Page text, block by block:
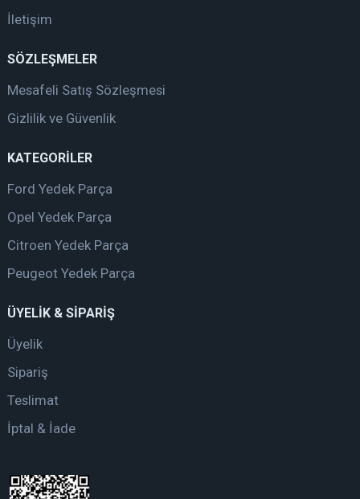
İletişim
SÖZLEŞMELER
Mesafeli Satış Sözleşmesi
Gizlilik ve Güvenlik
KATEGORİLER
Ford Yedek Parça
Opel Yedek Parça
Citroen Yedek Parça
Peugeot Yedek Parça
ÜYELİK & SİPARİŞ
Üyelik
Sipariş
Teslimat
İptal & İade